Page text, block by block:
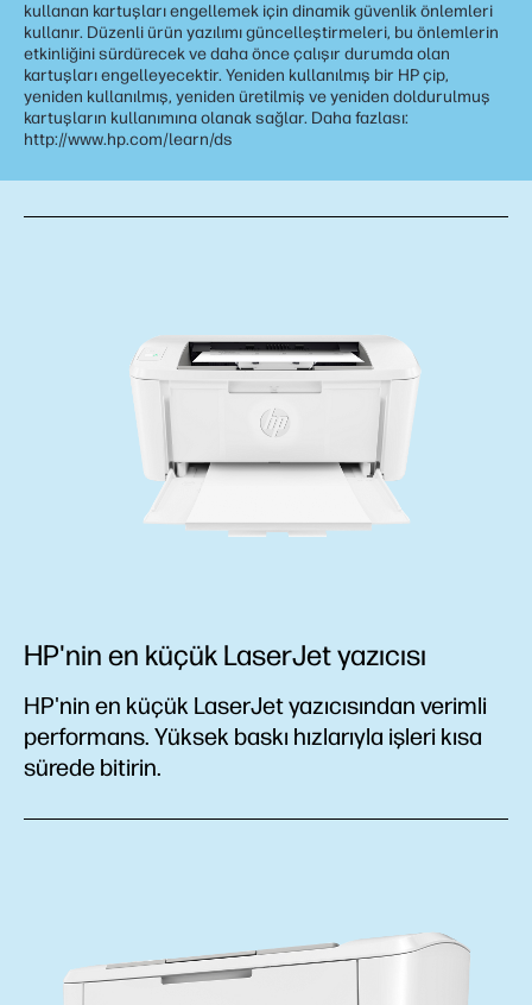
kullanan kartuşları engellemek için dinamik güvenlik önlemleri
kullanır. Düzenli ürün yazılımı güncelleştirmeleri, bu önlemlerin
etkinliğini sürdürecek ve daha önce çalışır durumda olan
kartuşları engelleyecektir. Yeniden kullanılmış bir HP çip,
yeniden kullanılmış, yeniden üretilmiş ve yeniden doldurulmuş
kartuşların kullanımına olanak sağlar. Daha fazlası:
http://www.hp.com/learn/ds
HP'nin en küçük LaserJet yazıcısı
HP'nin en küçük LaserJet yazıcısından verimli
performans. Yüksek baskı hızlarıyla işleri kısa
sürede bitirin.